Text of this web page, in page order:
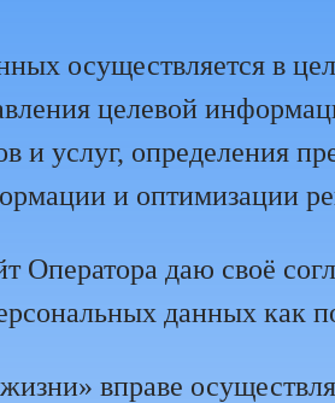
осуществляется в
целевой
и услуг, определения
и оптимизации
Оператора даю своё
данных как
вправе